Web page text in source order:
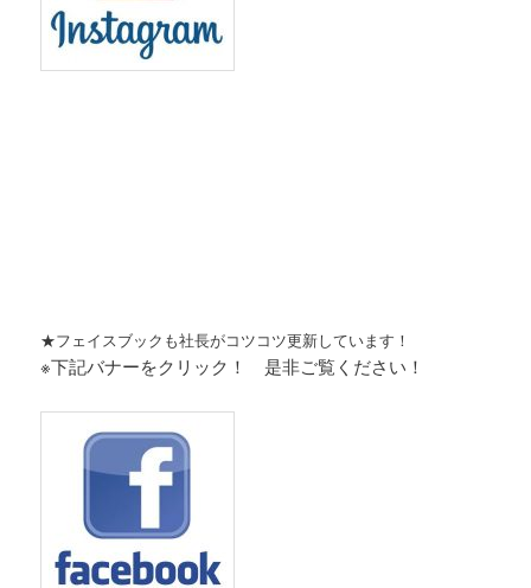
★フェイスブックも社長がコツコツ更新しています！
※下記バナーをクリック！ 是非ご覧ください！